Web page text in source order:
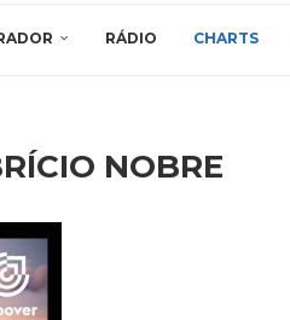
RÁDIO CHARTS
NOBRE